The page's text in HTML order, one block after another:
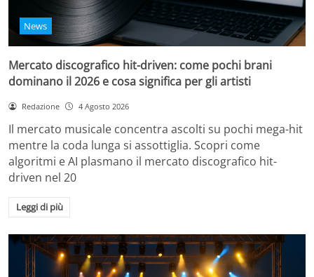
News
Mercato discografico hit-driven: come pochi brani
dominano il 2026 e cosa significa per gli artisti
Redazione 4 Agosto 2026
Il mercato musicale concentra ascolti su pochi mega-hit
mentre la coda lunga si assottiglia. Scopri come
algoritmi e AI plasmano il mercato discografico hit-
driven nel 20
Leggi di più